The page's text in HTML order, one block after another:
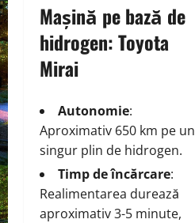
Mașină pe bază de
hidrogen: Toyota
Mirai
Autonomie:
Aproximativ 650 km pe un
singur plin de hidrogen.
Timp de încărcare:
Realimentarea durează
aproximativ 3-5 minute,